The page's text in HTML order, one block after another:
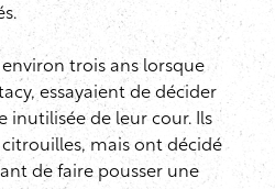
trois ans lorsque
essayaient de décider
inutilisée de leur cour. Ils
mais ont décidé
de faire pousser une